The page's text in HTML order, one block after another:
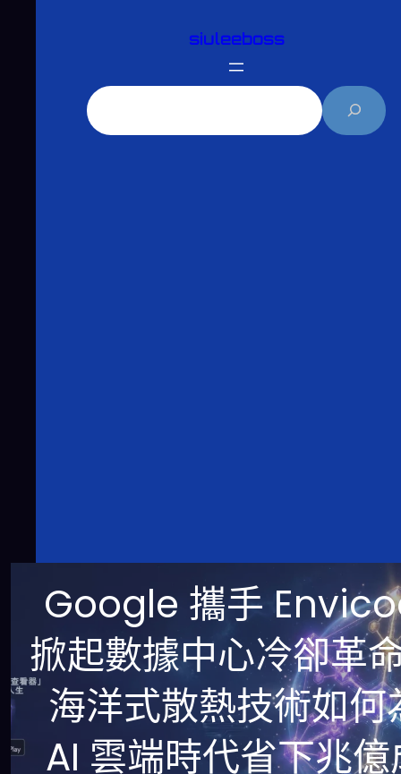
siuleeboss
Google 攜手
掀起數據中心冷卻革
海洋式散熱技術如何
AI 雲端時代省下兆億